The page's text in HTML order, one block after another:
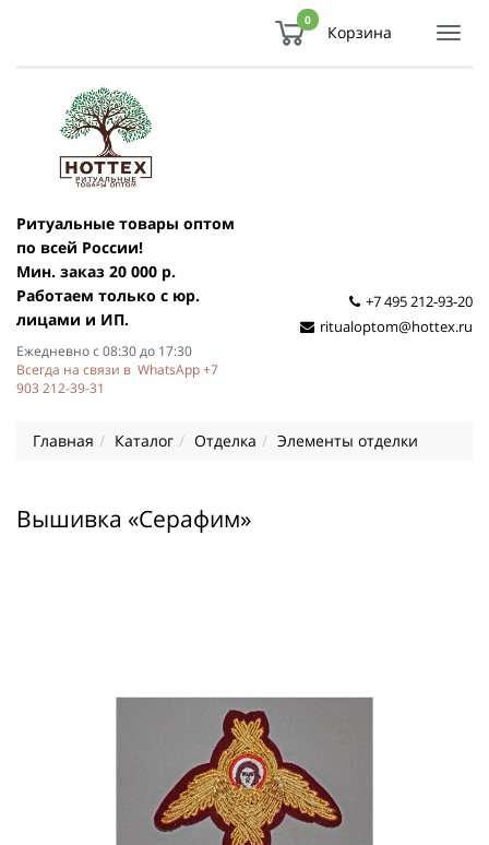
0
Корзина
Ритуальные товары оптом
по всей России!
Мин. заказ 20 000 р.
Работаем только с юр.
лицами и ИП.
Ежедневно с 08:30 до 17:30
Всегда на связи в WhatsApp +7
903 212-39-31
+7 495 212-93-20
ritualoptom@hottex.ru
Главная Каталог Отделка Элементы отделки
Вышивка «Серафим»